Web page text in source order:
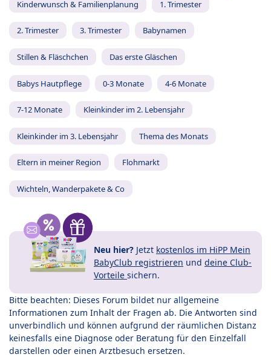
Kinderwunsch & Familienplanung 1. Trimester
2. Trimester 3. Trimester Babynamen
Stillen & Fläschchen Das erste Gläschen
Babys Hautpflege 0-3 Monate 4-6 Monate
7-12 Monate Kleinkinder im 2. Lebensjahr
Kleinkinder im 3. Lebensjahr Thema des Monats
Eltern in meiner Region Flohmarkt
Wichteln, Wanderpakete & Co
Neu hier? Jetzt kostenlos im HiPP Mein
BabyClub registrieren und deine Club-
Vorteile sichern.
Bitte beachten: Dieses Forum bildet nur allgemeine
Informationen zum Inhalt der Fragen ab. Die Antworten sind
unverbindlich und können aufgrund der räumlichen Distanz
keinesfalls eine Diagnose oder Beratung für den Einzelfall
darstellen oder einen Arztbesuch ersetzen.